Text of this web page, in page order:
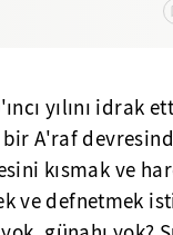
yılını idrak
A'raf
kısmak ve
ve defnetmek